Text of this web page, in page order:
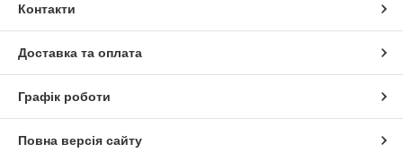
Контакти
Доставка та оплата
Графік роботи
Повна версія сайту